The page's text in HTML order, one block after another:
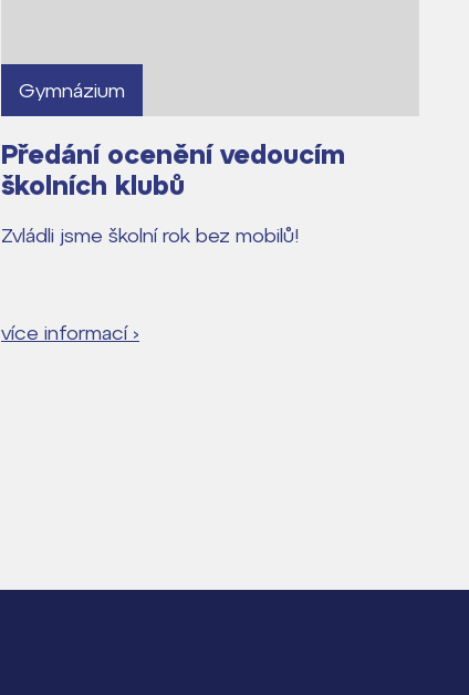
Gymnázium
Předání ocenění vedoucím
školních klubů
Zvládli jsme školní rok bez mobilů!
více informací ›